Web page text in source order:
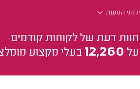
הסעות
חוות דעת של לקוחות קודמים
על 12,260 בעלי מקצוע